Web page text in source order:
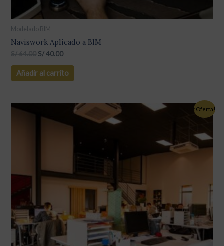
Modelado BIM
Naviswork Aplicado a BIM
S/40.00
Añadir al carrito
¡Oferta!